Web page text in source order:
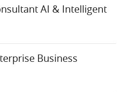
AI & Intelligent
Business